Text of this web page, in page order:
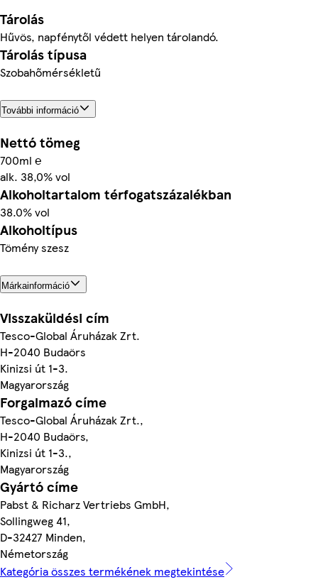
Tárolás
Hűvös, napfénytől védett helyen tárolandó.
Tárolás típusa
Szobahőmérsékletű
További információ
Nettó tömeg
700ml ℮
alk. 38,0% vol
Alkoholtartalom térfogatszázalékban
38.0% vol
Alkoholtípus
Tömény szesz
Márkainformáció
Visszaküldési cím
Tesco-Global Áruházak Zrt.
H-2040 Budaörs
Kinizsi út 1-3.
Magyarország
Forgalmazó címe
Tesco-Global Áruházak Zrt.,
H-2040 Budaörs,
Kinizsi út 1-3.,
Magyarország
Gyártó címe
Pabst & Richarz Vertriebs GmbH,
Sollingweg 41,
D-32427 Minden,
Németország
Kategória összes termékének megtekintése